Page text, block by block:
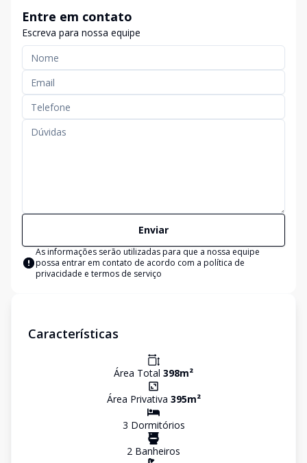
Entre em contato
Escreva para nossa equipe
Enviar
As informações serão utilizadas para que a nossa equipe
possa entrar em contato de acordo com a política de
privacidade e termos de serviço
Características
Área Total 398m²
Área Privativa 395m²
3 Dormitórios
2 Banheiros